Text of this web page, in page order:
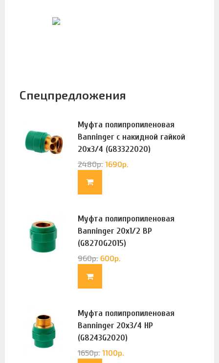
Спецпредложения
Муфта полипропиленовая
Banninger с накидной гайкой
20х3/4 (G83322020)
2480р. 1690р.
Муфта полипропиленовая
Banninger 20х1/2 ВР
(G8270G2015)
960р. 600р.
Муфта полипропиленовая
Banninger 20х3/4 НР
(G8243G2020)
1650р. 1100р.